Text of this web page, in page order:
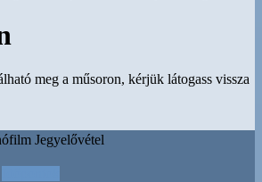
meg a műsoron, kérjük látogass vissza
Jegyelővétel